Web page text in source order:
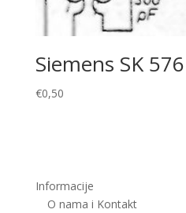
Siemens SK
€0,50
Informacije
O nama i Kontakt